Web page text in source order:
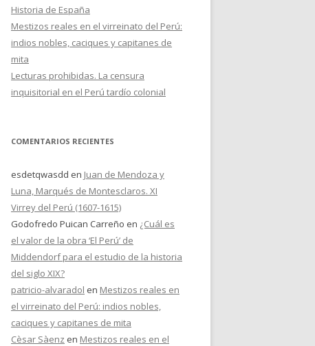
Historia de España
Mestizos reales en el virreinato del Perú:
indios nobles, caciques y capitanes de
mita
Lecturas prohibidas. La censura
inquisitorial en el Perú tardío colonial
COMENTARIOS RECIENTES
esdetqwasdd en Juan de Mendoza y
Luna, Marqués de Montesclaros. XI
Virrey del Perú (1607-1615)
Godofredo Puican Carreño en ¿Cuál es
el valor de la obra ‘El Perú’ de
Middendorf para el estudio de la historia
del siglo XIX?
patricio-alvaradol en Mestizos reales en
el virreinato del Perú: indios nobles,
caciques y capitanes de mita
Cèsar Sàenz en Mestizos reales en el